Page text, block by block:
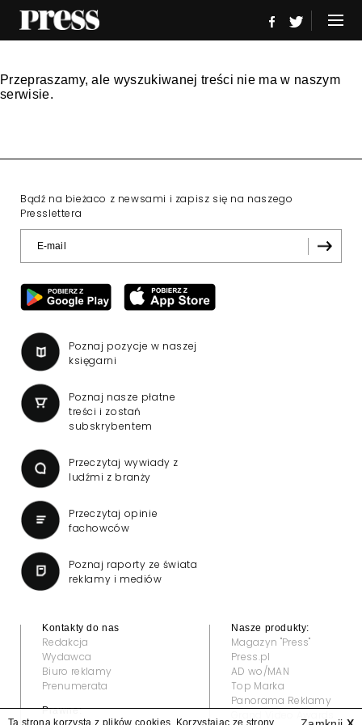
Przepraszamy, ale wyszukiwanej treści nie ma w naszym
serwisie.
Bądź na bieżaco z newsami i zapisz się na naszego
Presslettera
Poznaj pozycje w naszej
księgarni
Poznaj nasze płatne
treści i zostań
subskrybentem
Przeczytaj wywiady z
ludźmi z branży
Przeczytaj opinie
fachowców
Poznaj raporty ze świata
reklamy i mediów
Kontakty do nas
Redakcja
Wydawca
Biuro reklamy
Prenumerata
Prawne:
Nasze produkty:
Magazyn "Press"
Press.pl
AD wo/MAN
Top Marka
Panorama Reklamy
Ta strona korzysta z plików cookies. Korzystając ze strony